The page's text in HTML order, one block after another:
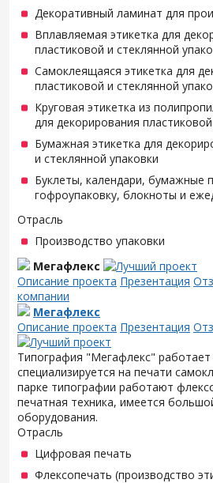
Декоративный ламинат для
Вплавляемая этикетка для
пластиковой и стеклянной
Самоклеящаяся этикетка для
пластиковой и стеклянной
Круговая этикетка из
для декорирования
Бумажная этикетка для
и стеклянной упаковки
Буклеты, календари, бумажные
гофроупаковку, блокноты и
Отрасль
Производство упаковки
Мегафлекс
Описание проекта Презентация
компании
Мегафлекс
Описание проекта Презентация
Типография "Мегафлекс" работает
специализируется на печати
парке типографии работают
печатная техника, имеется
оборудования.
Отрасль
Цифровая печать
Флексопечать (производство